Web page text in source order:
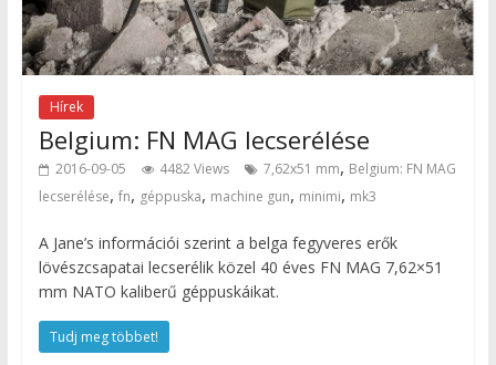
Hírek
Belgium: FN MAG lecserélése
2016-09-05 4482 Views 7,62x51 mm, Belgium: FN MAG
lecserélése, fn, géppuska, machine gun, minimi, mk3
A Jane’s információi szerint a belga fegyveres erők
lövészcsapatai lecserélik közel 40 éves FN MAG 7,62×51
mm NATO kaliberű géppuskáikat.
Tudj meg többet!